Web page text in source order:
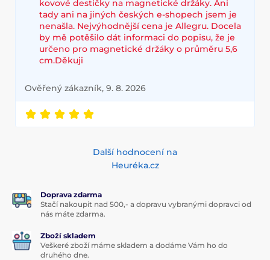
kovové destičky na magnetické držáky. Ani
tady ani na jiných českých e-shopech jsem je
nenašla. Nejvýhodnější cena je Allegru. Docela
by mě potěšilo dát informaci do popisu, že je
určeno pro magnetické držáky o průměru 5,6
cm.Děkuji
Ověřený zákazník, 9. 8. 2026
Další hodnocení na
Heuréka.cz
Doprava zdarma
Stačí nakoupit nad 500,- a dopravu vybranými dopravci od
nás máte zdarma.
Zboží skladem
Veškeré zboží máme skladem a dodáme Vám ho do
druhého dne.